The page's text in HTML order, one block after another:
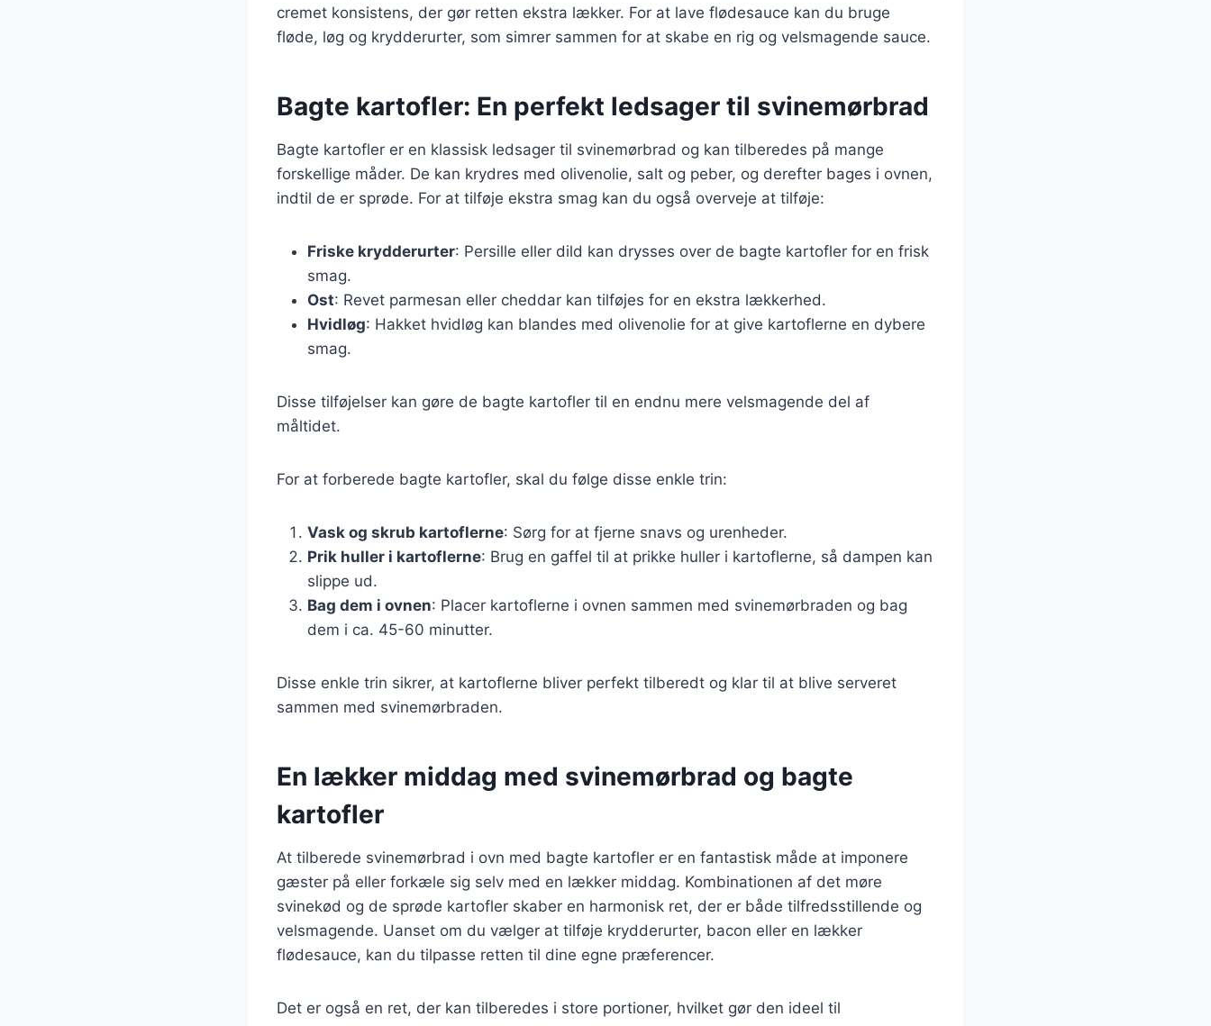
cremet konsistens, der gør retten ekstra lækker. For at lave flødesauce kan du bruge
fløde, løg og krydderurter, som simrer sammen for at skabe en rig og velsmagende sauce.
Bagte kartofler: En perfekt ledsager til svinemørbrad
Bagte kartofler er en klassisk ledsager til svinemørbrad og kan tilberedes på mange
forskellige måder. De kan krydres med olivenolie, salt og peber, og derefter bages i ovnen,
indtil de er sprøde. For at tilføje ekstra smag kan du også overveje at tilføje:
Friske krydderurter: Persille eller dild kan drysses over de bagte kartofler for en frisk
smag.
Ost: Revet parmesan eller cheddar kan tilføjes for en ekstra lækkerhed.
Hvidløg: Hakket hvidløg kan blandes med olivenolie for at give kartoflerne en dybere
smag.
Disse tilføjelser kan gøre de bagte kartofler til en endnu mere velsmagende del af
måltidet.
For at forberede bagte kartofler, skal du følge disse enkle trin:
Vask og skrub kartoflerne: Sørg for at fjerne snavs og urenheder.
Prik huller i kartoflerne: Brug en gaffel til at prikke huller i kartoflerne, så dampen kan
slippe ud.
Bag dem i ovnen: Placer kartoflerne i ovnen sammen med svinemørbraden og bag
dem i ca. 45-60 minutter.
Disse enkle trin sikrer, at kartoflerne bliver perfekt tilberedt og klar til at blive serveret
sammen med svinemørbraden.
En lækker middag med svinemørbrad og bagte
kartofler
At tilberede svinemørbrad i ovn med bagte kartofler er en fantastisk måde at imponere
gæster på eller forkæle sig selv med en lækker middag. Kombinationen af det møre
svinekød og de sprøde kartofler skaber en harmonisk ret, der er både tilfredsstillende og
velsmagende. Uanset om du vælger at tilføje krydderurter, bacon eller en lækker
flødesauce, kan du tilpasse retten til dine egne præferencer.
Det er også en ret, der kan tilberedes i store portioner, hvilket gør den ideel til